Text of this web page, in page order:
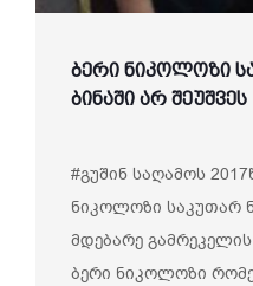
ბერი ნიკოლოზი
ბინაში არ შეუშვეს
#გუშინ საღამოს
ნიკოლოზი საკუთარ
მდებარე გამრეკელის
ბერი ნიკოლოზი